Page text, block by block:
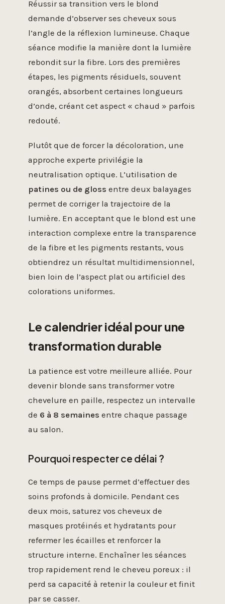
Réussir sa transition vers le blond
demande d’observer ses cheveux sous
l’angle de la réflexion lumineuse. Chaque
séance modifie la manière dont la lumière
rebondit sur la fibre. Lors des premières
étapes, les pigments résiduels, souvent
orangés, absorbent certaines longueurs
d’onde, créant cet aspect « chaud » parfois
redouté.
Plutôt que de forcer la décoloration, une
approche experte privilégie la
neutralisation optique. L’utilisation de
patines ou de gloss entre deux balayages
permet de corriger la trajectoire de la
lumière. En acceptant que le blond est une
interaction complexe entre la transparence
de la fibre et les pigments restants, vous
obtiendrez un résultat multidimensionnel,
bien loin de l’aspect plat ou artificiel des
colorations uniformes.
Le calendrier idéal pour une
transformation durable
La patience est votre meilleure alliée. Pour
devenir blonde sans transformer votre
chevelure en paille, respectez un intervalle
de 6 à 8 semaines entre chaque passage
au salon.
Pourquoi respecter ce délai ?
Ce temps de pause permet d’effectuer des
soins profonds à domicile. Pendant ces
deux mois, saturez vos cheveux de
masques protéinés et hydratants pour
refermer les écailles et renforcer la
structure interne. Enchaîner les séances
trop rapidement rend le cheveu poreux : il
perd sa capacité à retenir la couleur et finit
par se casser.